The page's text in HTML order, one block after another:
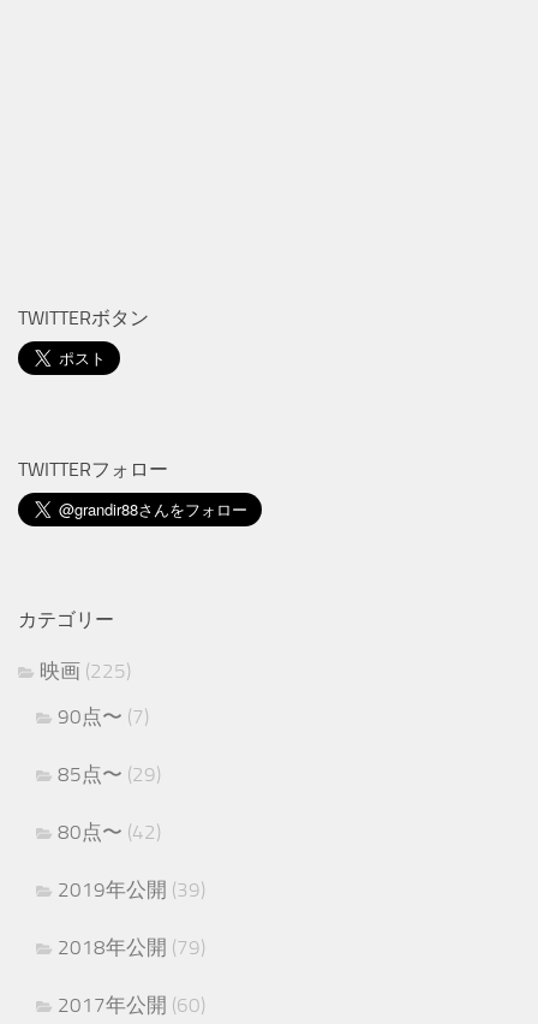
TWITTERボタン
TWITTERフォロー
カテゴリー
映画 (225)
90点〜 (7)
85点〜 (29)
80点〜 (42)
2019年公開 (39)
2018年公開 (79)
2017年公開 (60)